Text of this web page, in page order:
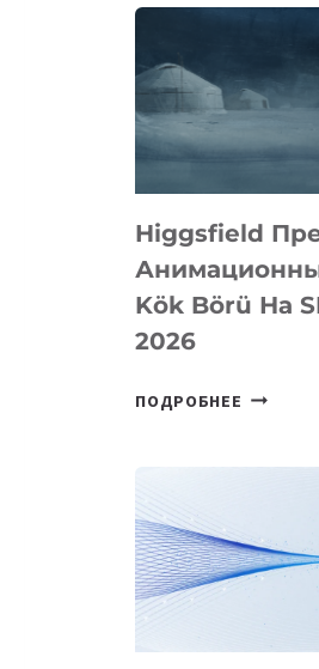
Higgsfield
Kök Börü На
2026
ПОДРОБНЕЕ
BÖRÜ
НА